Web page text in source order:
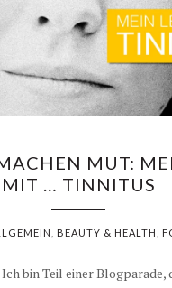
MUT:
MIT … TINNITUS
BEAUTY & HEALTH
bin Teil einer Blogparade,